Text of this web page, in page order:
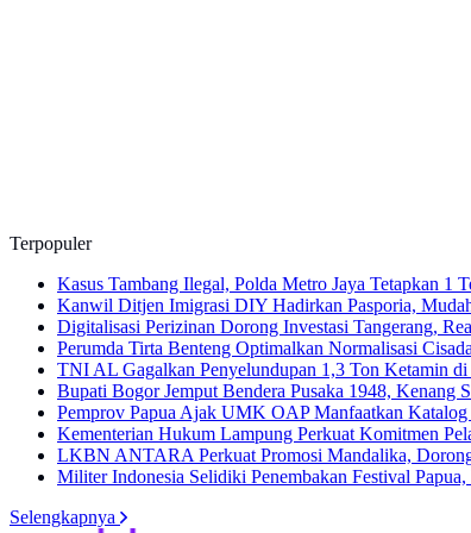
Terpopuler
Kasus Tambang Ilegal, Polda Metro Jaya Tetapkan 1
Kanwil Ditjen Imigrasi DIY Hadirkan Pasporia,
Digitalisasi Perizinan Dorong Investasi Tangerang,
Perumda Tirta Benteng Optimalkan Normalisasi
TNI AL Gagalkan Penyelundupan 1,3 Ton Ketamin di
Bupati Bogor Jemput Bendera Pusaka 1948, Kenang
Pemprov Papua Ajak UMK OAP Manfaatkan
Kementerian Hukum Lampung Perkuat Komitmen
LKBN ANTARA Perkuat Promosi Mandalika,
Militer Indonesia Selidiki Penembakan Festival
Selengkapnya